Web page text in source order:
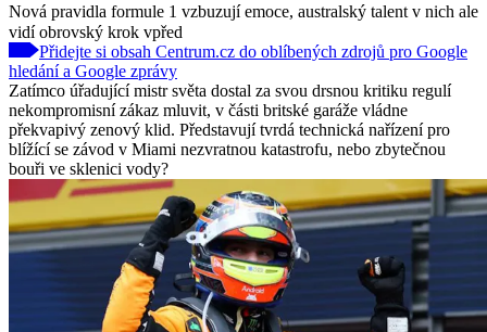
Nová pravidla formule 1 vzbuzují emoce, australský talent v nich ale
vidí obrovský krok vpřed
Přidejte si obsah Centrum.cz do oblíbených zdrojů pro Google
hledání a Google zprávy
Zatímco úřadující mistr světa dostal za svou drsnou kritiku regulí
nekompromisní zákaz mluvit, v části britské garáže vládne
překvapivý zenový klid. Představují tvrdá technická nařízení pro
blížící se závod v Miami nezvratnou katastrofu, nebo zbytečnou
bouři ve sklenici vody?